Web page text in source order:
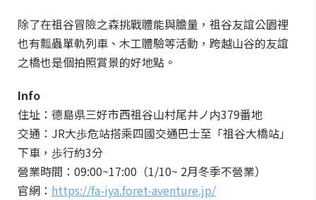
除了在祖谷冒險之森挑戰體能與膽量，祖谷友誼公園裡
也有瓢蟲單軌列車、木工體驗等活動，跨越山谷的友誼
之橋也是個拍照賞景的好地點。
Info
住址：德島県三好市西祖谷山村尾井ノ内379番地
交通：JR大歩危站搭乘四國交通巴士至「祖谷大橋站」
下車，歩行約3分
營業時間：09:00~17:00（1/10~ 2月冬季不營業）
官網： https://fa-iya.foret-aventure.jp/